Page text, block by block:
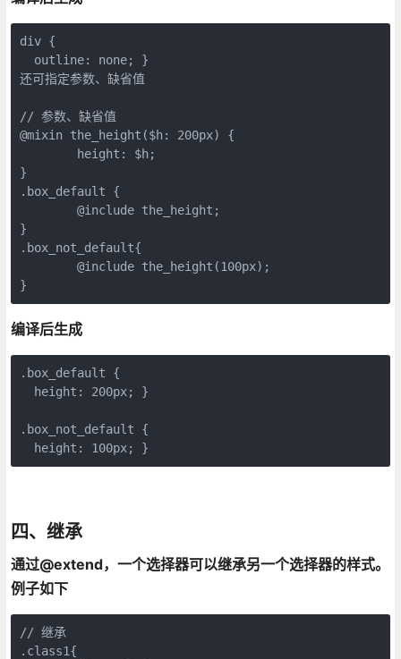
div {
  outline: none; }
还可指定参数、缺省值
// 参数、缺省值
@mixin the_height($h: 200px) {
        height: $h;
}
.box_default {
        @include the_height;
}
.box_not_default{
        @include the_height(100px);
编译后生成
.box_default {
  height: 200px; }
.box_not_default {
  height: 100px; }
四、继承
通过@extend，一个选择器可以继承另一个选择器的样式。
例子如下
// 继承
.class1{